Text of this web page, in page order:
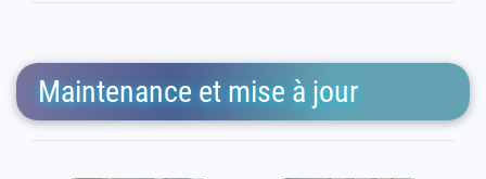
Maintenance et mise à jour